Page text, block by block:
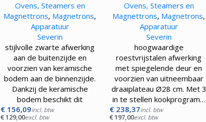
Ovens, Steamers en
Magnettrons, Magnetrons,
Apparatuur
Severin
stijlvolle zwarte afwerking
aan de buitenzijde en
voorzien van keramische
bodem aan de binnenzijde.
Dankzij de keramische
bodem beschikt dit
€156,09incl. btw
€129,00excl. btw
Ovens, Steamers en
Magnettrons, Magnetrons,
Apparatuur
Severin
hoogwaardige
roestvrijstalen afwerking
met spiegelende deur en
voorzien van uitneembaar
draaiplateau Ø28 cm. Met 3
in te stellen kookprogram…
€238,37incl. btw
€197,00excl. btw